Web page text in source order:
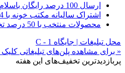
ارسال 100 درصد رایگان باسلام از محصولات منتخب
اشتراک سالیانه مکتب خونه با 54 درصد تخفیف
محصولات منتخب با 50 درصد تخفیف بنیکس
محل تبلیغات | جایگاه C - 1
« برای مشاهده پلن‌های تبلیغاتی کلیک
پربازدیدترین تخفیف‌های این هفته